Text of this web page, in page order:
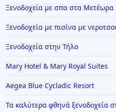
Ξενοδοχεία με σπα στα Μετέωρα
Ξενοδοχεία με πισίνα με
Ξενοδοχεία στην Τήλο
Mary Hotel & Mary Royal Suites
Aegea Blue Cycladic Resort
Τα καλύτερα φθηνά ξενοδοχεία